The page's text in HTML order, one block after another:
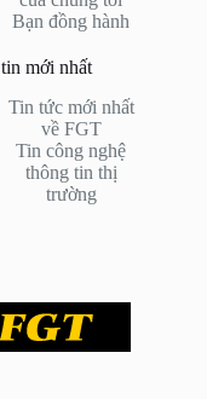
Bạn đồng hành
tin mới nhất
Tin tức mới nhất
về FGT
Tin công nghệ
thông tin thị
trường